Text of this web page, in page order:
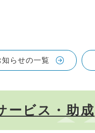
知らせの一覧
ービス・助成